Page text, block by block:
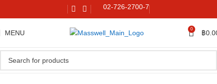
02-726-2700-7
MENU 0 ฿